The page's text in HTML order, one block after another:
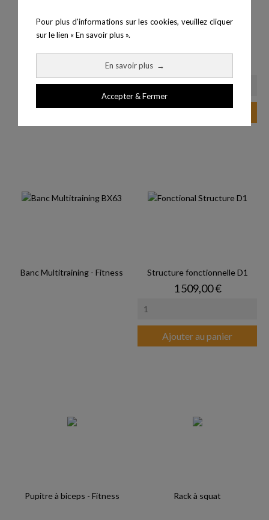
Pour plus d'informations sur les cookies, veuillez cliquer
sur le lien « En savoir plus ».
En savoir plus →
Accepter & Fermer
Banc Multitraining - Fitness Structure fonctionnelle D1
Prix
1 509,00 €
Ajouter au panier
Pupitre à biceps - Fitness Rack à squat